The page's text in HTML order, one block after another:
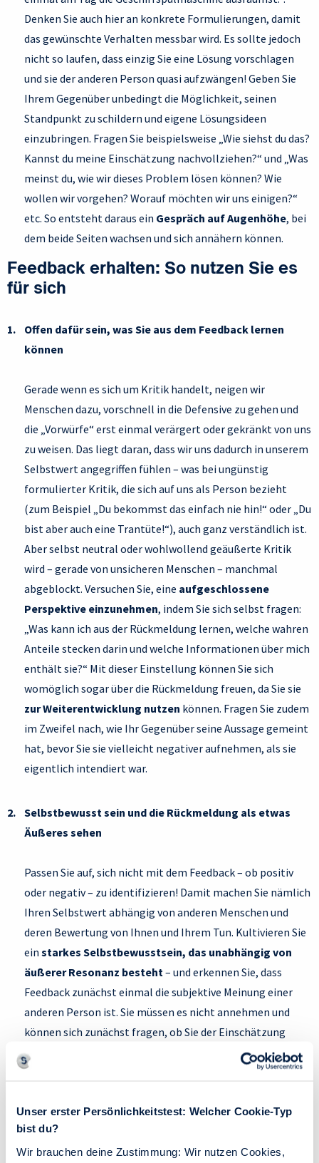
Unser erster Persönlichkeitstest: Welcher Cookie-Typ
bist du?
Wir brauchen deine Zustimmung: Wir nutzen Cookies,
Denken Sie auch hier an konkrete Formulierungen, damit
das gewünschte Verhalten messbar wird. Es sollte jedoch
nicht so laufen, dass einzig Sie eine Lösung vorschlagen
und sie der anderen Person quasi aufzwängen! Geben Sie
Ihrem Gegenüber unbedingt die Möglichkeit, seinen
Standpunkt zu schildern und eigene Lösungsideen
einzubringen. Fragen Sie beispielsweise „Wie siehst du das?
Kannst du meine Einschätzung nachvollziehen?“ und „Was
meinst du, wie wir dieses Problem lösen können? Wie
wollen wir vorgehen? Worauf möchten wir uns einigen?“
etc. So entsteht daraus ein Gespräch auf Augenhöhe, bei
dem beide Seiten wachsen und sich annähern können.
Feedback erhalten: So nutzen Sie es
für sich
Offen dafür sein, was Sie aus dem Feedback lernen
können
Gerade wenn es sich um Kritik handelt, neigen wir
Menschen dazu, vorschnell in die Defensive zu gehen und
die „Vorwürfe“ erst einmal verärgert oder gekränkt von uns
zu weisen. Das liegt daran, dass wir uns dadurch in unserem
Selbstwert angegriffen fühlen – was bei ungünstig
formulierter Kritik, die sich auf uns als Person bezieht
(zum Beispiel „Du bekommst das einfach nie hin!“ oder „Du
bist aber auch eine Trantüte!“), auch ganz verständlich ist.
Aber selbst neutral oder wohlwollend geäußerte Kritik
wird – gerade von unsicheren Menschen – manchmal
abgeblockt. Versuchen Sie, eine aufgeschlossene
Perspektive einzunehmen, indem Sie sich selbst fragen:
„Was kann ich aus der Rückmeldung lernen, welche wahren
Anteile stecken darin und welche Informationen über mich
enthält sie?“ Mit dieser Einstellung können Sie sich
womöglich sogar über die Rückmeldung freuen, da Sie sie
zur Weiterentwicklung nutzen können. Fragen Sie zudem
im Zweifel nach, wie Ihr Gegenüber seine Aussage gemeint
hat, bevor Sie sie vielleicht negativer aufnehmen, als sie
eigentlich intendiert war.
Selbstbewusst sein und die Rückmeldung als etwas
Äußeres sehen
Passen Sie auf, sich nicht mit dem Feedback – ob positiv
oder negativ – zu identifizieren! Damit machen Sie nämlich
Ihren Selbstwert abhängig von anderen Menschen und
deren Bewertung von Ihnen und Ihrem Tun. Kultivieren Sie
ein starkes Selbstbewusstsein, das unabhängig von
äußerer Resonanz besteht– und erkennen Sie, dass
Feedback zunächst einmal die subjektive Meinung einer
anderen Person ist. Sie müssen es nicht annehmen und
können sich zunächst fragen, ob Sie der Einschätzung
Ihres Gegenübers überhaupt zustimmen. Beachten Sie
außerdem, dass
jeder Mensch die Welt durch die Brille
Glaubenssätze wahrnimmtund entsprechend bewertet:
So wird eine risikosensible Person Ihnen auf eine gewagte
Idee hin vielleicht das Feedback geben, Sie seien